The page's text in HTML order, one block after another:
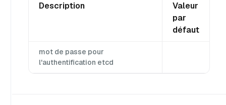
Description
Valeur
par
défaut
mot de passe pour
l'authentification etcd